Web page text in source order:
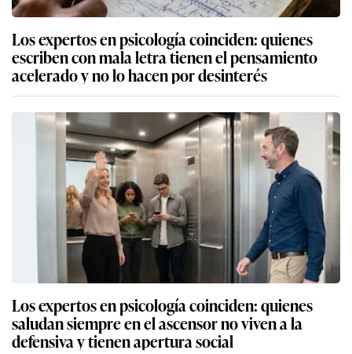
Los expertos en psicología coinciden: quienes
escriben con mala letra tienen el pensamiento
acelerado y no lo hacen por desinterés
Los expertos en psicología coinciden: quienes
saludan siempre en el ascensor no viven a la
defensiva y tienen apertura social